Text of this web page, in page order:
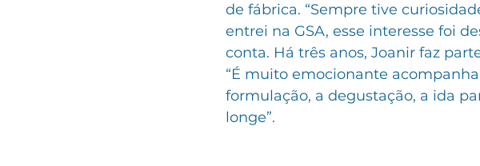
de fábrica. “Sempre tive
entrei na GSA, esse interesse foi
conta. Há três anos, Joanir faz
“É muito emocionante
formulação, a degustação, a ida
longe”.